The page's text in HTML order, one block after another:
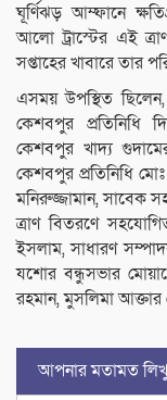
ঘূর্ণিঝড় আম্ফানে
আলো ট্রাস্টের এই
সপ্তাহের খাবারে তার
এসময় উপস্থিত
কেশবপুর প্রতিনিধি
কেশবপুর খাদ্য
কেশবপুর প্রতিনিধি
মনিরুজ্জামান, সাবেক
ত্রাণ বিতরণে
ইসলাম, সাধারণ
যশোর বন্ধুসভার
রহমান, মুসলিমা আক্তার
আপনার মতামত